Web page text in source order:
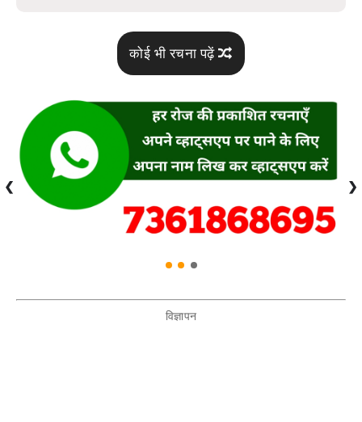
कोई भी रचना पढ़ें
❮ ❯
विज्ञापन